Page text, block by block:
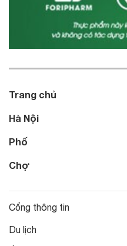
Trang chủ
Hà Nội
Phố
Chợ
Cổng thông tin
Du lịch